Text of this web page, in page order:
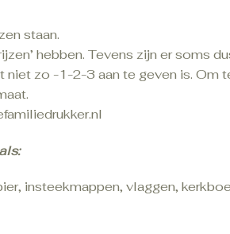
staan.
hebben. Tevens zijn er soms
niet zo -1-2-3 aan te geven is. Om
insteekmappen, vlaggen,